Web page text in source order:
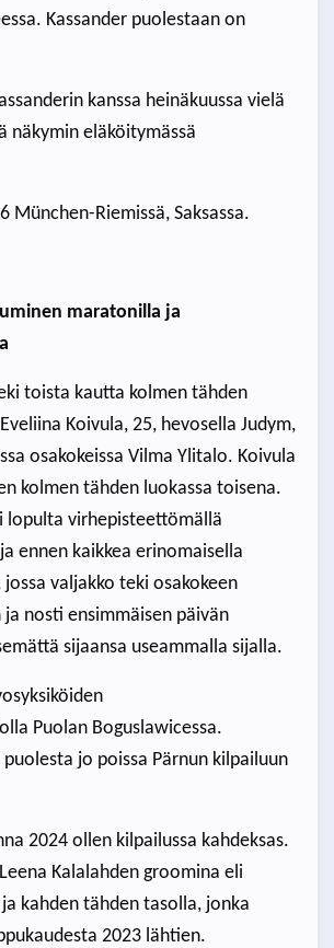
Kassander puolestaan on
kanssa heinäkuussa vielä
näkymin eläköitymässä
Riemissä, Saksassa.
maratonilla ja
toista kautta kolmen tähden
Koivula, 25, hevosella Judym,
osakokeissa Vilma Ylitalo. Koivula
kolmen tähden luokassa toisena.
lopulta virhepisteettömällä
ennen kaikkea erinomaisella
valjakko teki osakokeen
nosti ensimmäisen päivän
sijaansa useammalla sijalla.
Puolan Boguslawicessa.
jo poissa Pärnun kilpailuun
2024 ollen kilpailussa kahdeksas.
Kalalahden groomina eli
kahden tähden tasolla, jonka
2023 lähtien.